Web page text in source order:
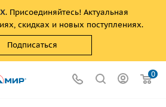
. Присоединяйтесь! Актуальная
скидках и новых поступлениях.
Подписаться
0